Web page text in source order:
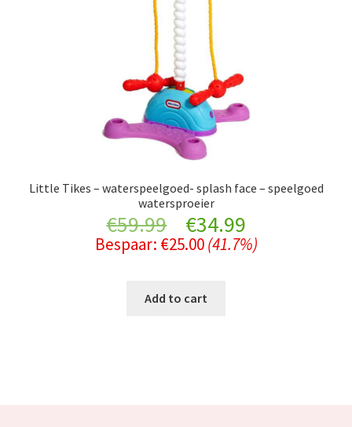
Little Tikes – waterspeelgoed- splash face – speelgoed
watersproeier
€59.99
Original
price
was:
€34.99Current
price
Bespaar: €25.00 (41.7%)
Add to cart